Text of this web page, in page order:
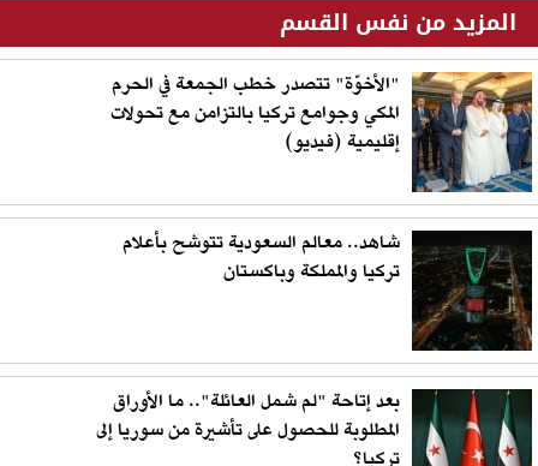
المزيد من نفس القسم
"الأخوّة" تتصدر خطب الجمعة في الحرم
المكي وجوامع تركيا بالتزامن مع تحولات
إقليمية (فيديو)
شاهد.. معالم السعودية تتوشح بأعلام
تركيا والمملكة وباكستان
بعد إتاحة "لم شمل العائلة".. ما الأوراق
المطلوبة للحصول على تأشيرة من سوريا إلى